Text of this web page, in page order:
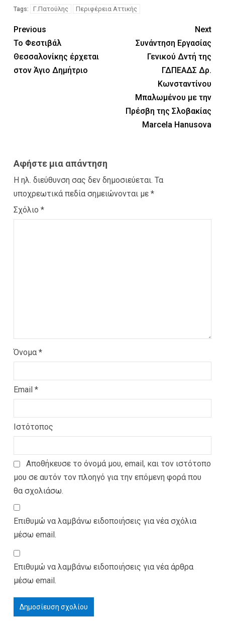
Tags: Γ.Πατούλης Περιφέρεια Αττικής
Previous
Το Φεστιβάλ
Θεσσαλονίκης έρχεται
στον Άγιο Δημήτριο
Next
Συνάντηση Εργασίας
Γενικού Δντή της
ΓΔΠΕΑΔΣ Δρ.
Κωνσταντίνου
Μπαλωμένου με την
Πρέσβη της Σλοβακίας
Marcela Hanusova
Αφήστε μια απάντηση
Η ηλ. διεύθυνση σας δεν δημοσιεύεται. Τα
υποχρεωτικά πεδία σημειώνονται με *
Σχόλιο *
Όνομα *
Email *
Ιστότοπος
Αποθήκευσε το όνομά μου, email, και τον ιστότοπο
μου σε αυτόν τον πλοηγό για την επόμενη φορά που
θα σχολιάσω.
Επιθυμώ να λαμβάνω ειδοποιήσεις για νέα σχόλια
μέσω email.
Επιθυμώ να λαμβάνω ειδοποιήσεις για νέα άρθρα
μέσω email.